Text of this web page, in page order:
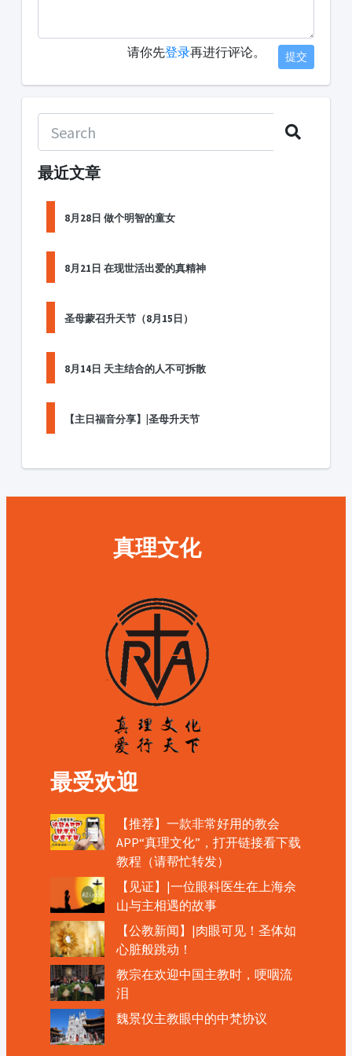
请你先登录再进行评论。 提交
最近文章
8月28日 做个明智的童女
8月21日 在现世活出爱的真精神
圣母蒙召升天节（8月15日）
8月14日 天主结合的人不可拆散
【主日福音分享】|圣母升天节
真理文化
最受欢迎
【推荐】一款非常好用的教会
APP“真理文化”，打开链接看下载
教程（请帮忙转发）
【见证】|一位眼科医生在上海佘
山与主相遇的故事
【公教新闻】|肉眼可见！圣体如
心脏般跳动！
教宗在欢迎中国主教时，哽咽流
泪
魏景仪主教眼中的中梵协议